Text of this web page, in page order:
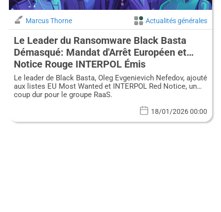
Marcus Thorne Actualités générales
Le Leader du Ransomware Black Basta
Démasqué: Mandat d'Arrêt Européen et
Notice Rouge INTERPOL Émis
Le leader de Black Basta, Oleg Evgenievich Nefedov, ajouté
aux listes EU Most Wanted et INTERPOL Red Notice, un
coup dur pour le groupe RaaS.
18/01/2026 00:00